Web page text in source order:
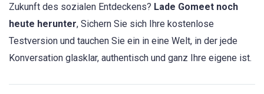
Zukunft des sozialen Entdeckens? Lade Gomeet noch
heute herunter, Sichern Sie sich Ihre kostenlose
Testversion und tauchen Sie ein in eine Welt, in der jede
Konversation glasklar, authentisch und ganz Ihre eigene ist.